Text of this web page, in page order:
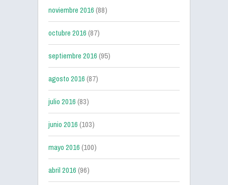
noviembre 2016(88)
octubre 2016(87)
septiembre 2016(95)
agosto 2016(87)
julio 2016(83)
junio 2016(103)
mayo 2016(100)
abril 2016(96)